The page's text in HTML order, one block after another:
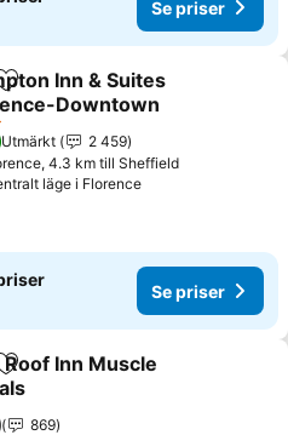
Se priser
Lägg till i Mina Favoriter
Inn & Suites
Downtown
Utmärkt
2 459
4.3 km till Sheffield
läge i FlorenceSe priser
Se priser
Lägg till i Mina Favoriter
Roof Inn Muscle
869